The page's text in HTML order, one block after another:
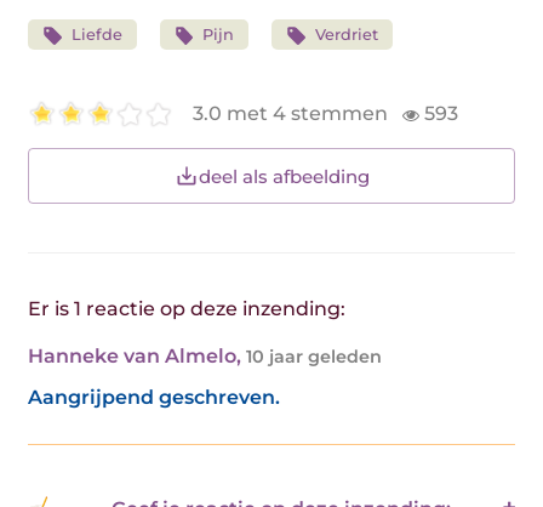
Liefde Pijn Verdriet
3.0 met 4 stemmen 593
deel als afbeelding
Er is 1 reactie op deze inzending:
Hanneke van Almelo, 10 jaar geleden
Aangrijpend geschreven.